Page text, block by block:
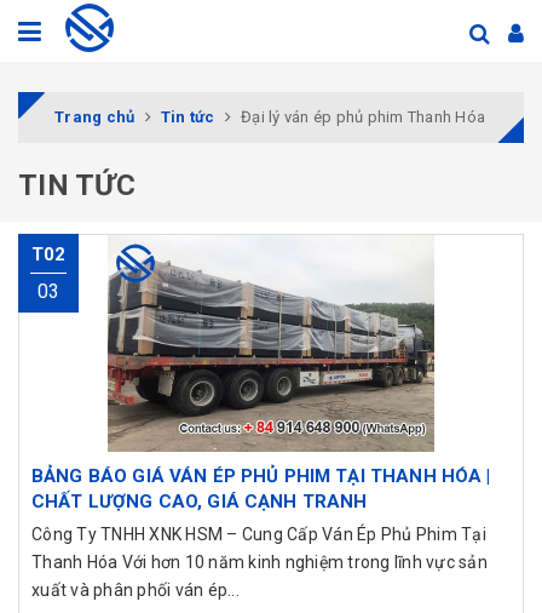
Trang chủ Tin tức Đại lý ván ép phủ phim Thanh Hóa
TIN TỨC
T02
03
BẢNG BÁO GIÁ VÁN ÉP PHỦ PHIM TẠI THANH HÓA |
CHẤT LƯỢNG CAO, GIÁ CẠNH TRANH
Công Ty TNHH XNK HSM – Cung Cấp Ván Ép Phủ Phim Tại
Thanh Hóa Với hơn 10 năm kinh nghiệm trong lĩnh vực sản
xuất và phân phối ván ép...